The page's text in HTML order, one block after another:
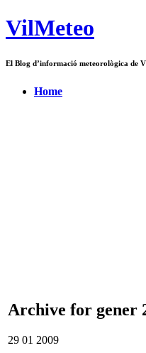
VilMeteo
El Blog d’informació meteorològica de
Home
Archive for gener
29 01 2009